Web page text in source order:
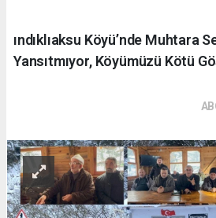
ındıklıaksu Köyü’nde Muhtara
Yansıtmıyor, Köyümüzü Kötü